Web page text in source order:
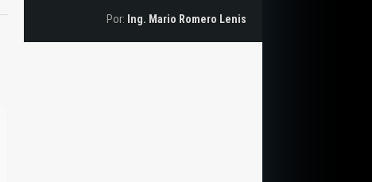
Por: Ing. Mario Romero Lenis